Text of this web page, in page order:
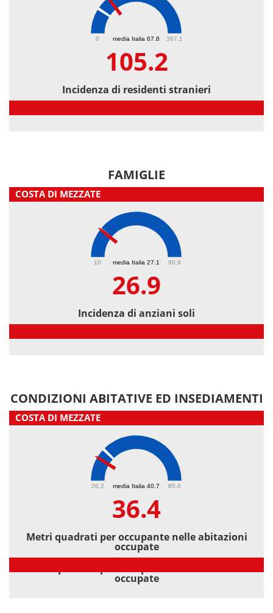
media Italia 67.8
0 367.1
105.2
Incidenza di residenti stranieri
FAMIGLIE
COSTA DI MEZZATE
media Italia 27.1
10 90.9
26.9
Incidenza di anziani soli
CONDIZIONI ABITATIVE ED INSEDIAMENTI
COSTA DI MEZZATE
media Italia 40.7
26.2 85.6
36.4
Metri quadrati per occupante nelle abitazioni
occupate
occupate